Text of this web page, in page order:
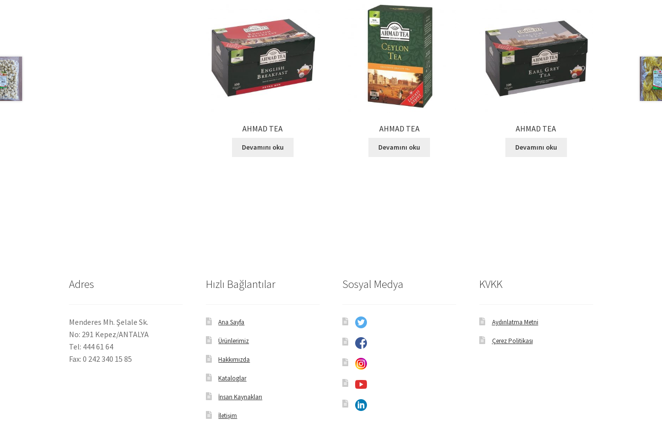
AHMAD TEA
Devamını oku
AHMAD TEA
Devamını oku
AHMAD TEA
Devamını oku
Adres
Menderes Mh. Şelale Sk.
No: 291 Kepez/ANTALYA
Tel: 444 61 64
Fax: 0 242 340 15 85
Hızlı Bağlantılar
Ana Sayfa
Ürünlerimiz
Hakkımızda
Kataloglar
İnsan Kaynakları
İletişim
Sosyal Medya KVKK
Aydınlatma Metni
Çerez Politikası